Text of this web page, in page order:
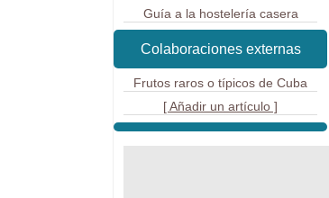
Guía a la hostelería casera
Colaboraciones externas
Frutos raros o típicos de Cuba
[ Añadir un artículo ]